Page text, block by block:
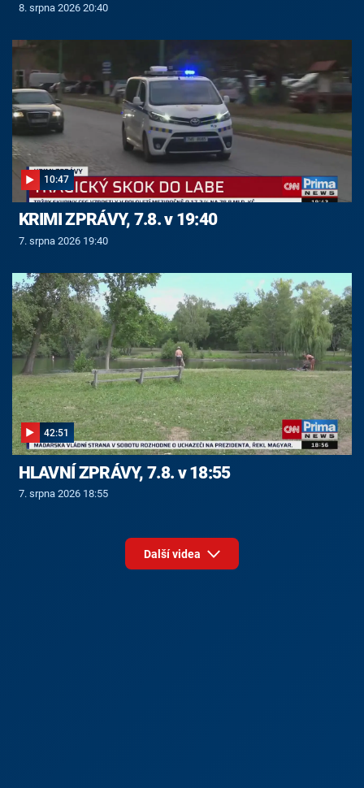
8. srpna 2026 20:40
10:47
KRIMI ZPRÁVY, 7.8. v 19:40
7. srpna 2026 19:40
42:51
HLAVNÍ ZPRÁVY, 7.8. v 18:55
7. srpna 2026 18:55
Další videa